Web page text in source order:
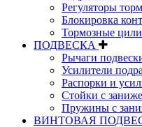
Регуляторы
Блокировка
Тормозные
ПОДВЕСКА
Рычаги
Усилители
Распорки и
Стойки с
Пружины с
ВИНТОВАЯ